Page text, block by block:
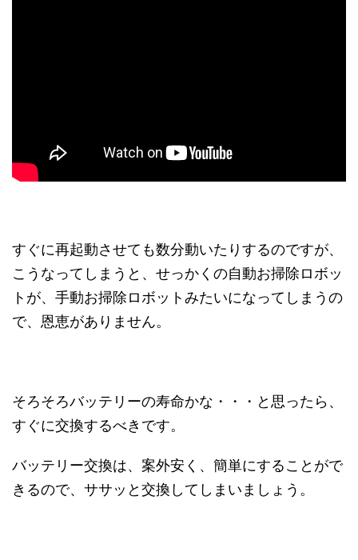
すぐに再起動させても数分動いたりするのですが、
こうなってしまうと、せっかくの自動お掃除ロボッ
トが、手動お掃除ロボットみたいになってしまうの
で、恩恵がありません。
そろそろバッテリーの寿命かな・・・と思ったら、
すぐに交換するべきです。
バッテリー交換は、案外安く、簡単にすることがで
きるので、ササッと交換してしまいましょう。